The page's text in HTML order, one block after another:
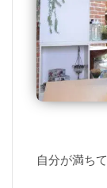
自分が満ち